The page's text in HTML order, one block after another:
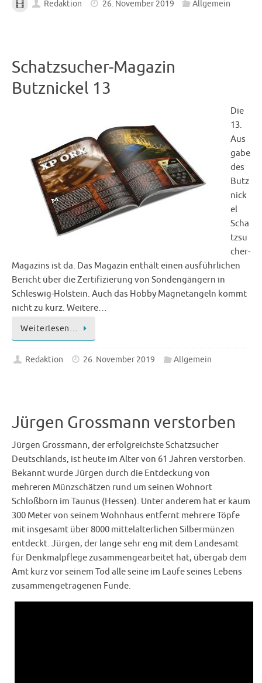
Redaktion 26. November 2019 Allgemein
Schatzsucher-Magazin
Butznickel 13
Die
13.
Aus
gabe
des
Butz
nick
el
Scha
tzsu
cher-
Magazins ist da. Das Magazin enthält einen ausführlichen
Bericht über die Zertifizierung von Sondengängern in
Schleswig-Holstein. Auch das Hobby Magnetangeln kommt
nicht zu kurz. Weitere…
Weiterlesen…
Redaktion 26. November 2019 Allgemein
Jürgen Grossmann verstorben
Jürgen Grossmann, der erfolgreichste Schatzsucher
Deutschlands, ist heute im Alter von 61 Jahren verstorben.
Bekannt wurde Jürgen durch die Entdeckung von
mehreren Münzschätzen rund um seinen Wohnort
Schloßborn im Taunus (Hessen). Unter anderem hat er kaum
300 Meter von seinem Wohnhaus entfernt mehrere Töpfe
mit insgesamt über 8000 mittelalterlichen Silbermünzen
entdeckt. Jürgen, der lange sehr eng mit dem Landesamt
für Denkmalpflege zusammengearbeitet hat, übergab dem
Amt kurz vor seinem Tod alle seine im Laufe seines Lebens
zusammengetragenen Funde.